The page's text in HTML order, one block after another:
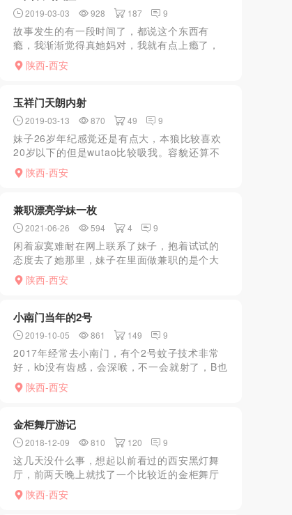
2019-03-03 928 187 9
故事发生的有一段时间了，都说这个东西有
瘾，我渐渐觉得真她妈对，我就有点上瘾了，
每次跟自己说不要去，但是一想环肥燕瘦，各
有千秋，又忍不住迈开了双腿，所以无非徒增
陕西-西安
玉祥门天朗内射
2019-03-13 870 49 9
妹子26岁年纪感觉还是有点大，本狼比较喜欢
20岁以下的但是wutao比较吸我。容貌还算不
错，服务过程挺好很用心。B无异味看起来也算
比较干净，说是规定每个月都定期体检。心想
陕西-西安
兼职漂亮学妹一枚
2021-06-26 594 4 9
闲着寂寞难耐在网上联系了妹子，抱着试试的
态度去了她那里，妹子在里面做兼职的是个大
学生，很漂亮，身材好，还有点小羞涩，和妹
子聊了一会就开始…………具体细节我就不说
陕西-西安
小南门当年的2号
2019-10-05 861 149 9
2017年经常去小南门，有个2号蚊子技术非常
好，kb没有齿感，会深喉，不一会就射了，B也
嫩，扣起来爽，可惜现在关门了
陕西-西安
金柜舞厅游记
2018-12-09 810 120 9
这几天没什么事，想起以前看过的西安黑灯舞
厅，前两天晚上就找了一个比较近的金柜舞厅
去见识一下。本人也是第一次去这种地方，进
去一看环境果然非常一般，地下室通风不是那
陕西-西安